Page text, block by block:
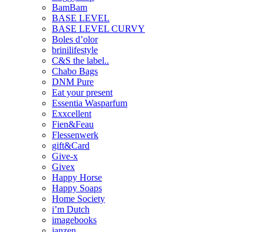
BamBam
BASE LEVEL
BASE LEVEL CURVY
Boles d’olor
brinilifestyle
C&S the label..
Chabo Bags
DNM Pure
Eat your present
Essentia Wasparfum
Exxcellent
Fien&Feau
Flessenwerk
gift&Card
Give-x
Givex
Happy Horse
Happy Soaps
Home Society
i’m Dutch
imagebooks